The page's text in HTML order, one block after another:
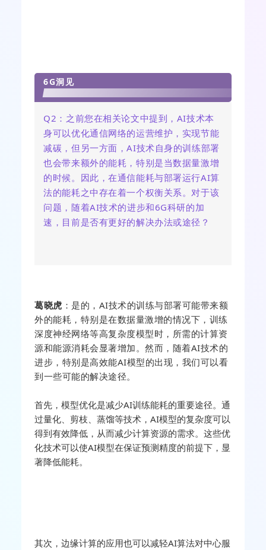
6G洞见
Q2 ： 之前您在相关论文中提到，AI技术本
身可以优化通信网络的运营维护，实现节能
减碳，但另一方面，AI技术自身的训练部署
也会带来额外的能耗，特别是当数据量激增
的时候。 因此，在通信能耗与部署运行AI算
法的能耗之中存在着一个权衡关系。对于该
问题，随着AI技术的进步和6G科研的加
速，目前是否有更好的解决办法或途径？
葛晓虎 ： 是的， AI技术的训练与部署可能带来额
外的能耗，特别是在数据量激增的情况下，训练
深度神经网络等高复杂度模型时，所需的计算资
源和能源消耗会显著增加。然而，随着AI技术的
进步，特别是高效能AI模型的出现，我们可以看
到一些可能的解决途径。
首先，模型优化是减少AI训练能耗的重要途径。通
过量化、剪枝、蒸馏等技术，AI模型的复杂度可以
得到有效降低，从而减少计算资源的需求。这些优
化技术可以使AI模型在保证预测精度的前提下，显
著降低能耗。
其次，边缘计算的应用也可以减轻AI算法对中心服